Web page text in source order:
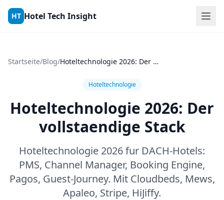
Skip to content
HT Hotel Tech Insight
Startseite/Blog/ Hoteltechnologie 2026: Der vollstaendige Stack
Hoteltechnologie
Hoteltechnologie 2026: Der
vollstaendige Stack
Hoteltechnologie 2026 fur DACH-Hotels:
PMS, Channel Manager, Booking Engine,
Pagos, Guest-Journey. Mit Cloudbeds, Mews,
Apaleo, Stripe, HiJiffy.